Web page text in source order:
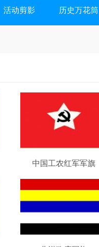
活动剪影 历史万花筒
中国工农红军军旗